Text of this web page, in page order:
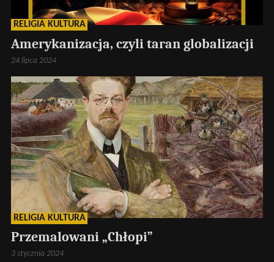
RELIGIA KULTURA
Amerykanizacja, czyli taran globalizacji
24 lipca 2024
RELIGIA KULTURA
Przemalowani „Chłopi”
3 stycznia 2024